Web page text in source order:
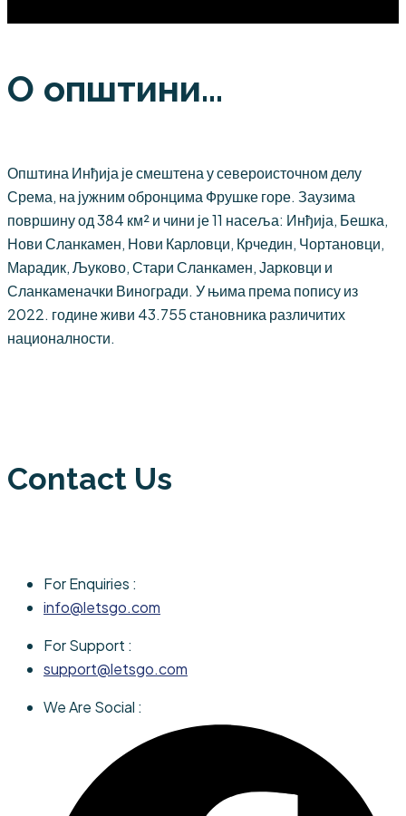
О општини...
Општина Инђија је смештена у североисточном делу
Срема, на јужним обронцима Фрушке горе. Заузима
површину од 384 км² и чини је 11 насеља: Инђија, Бешка,
Нови Сланкамен, Нови Карловци, Крчедин, Чортановци,
Марадик, Љуково, Стари Сланкамен, Јарковци и
Сланкаменачки Виногради. У њима према попису из
2022. године живи 43.755 становника различитих
националности.
Contact Us
For Enquiries :
info@letsgo.com
For Support :
support@letsgo.com
We Are Social :